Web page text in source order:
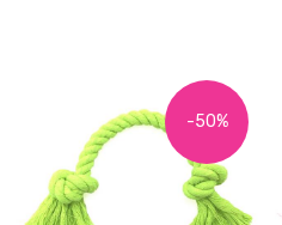
-50%